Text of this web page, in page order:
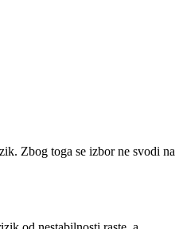
Zbog toga se izbor ne svodi na